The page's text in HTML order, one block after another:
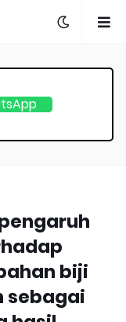
biji
sebagai